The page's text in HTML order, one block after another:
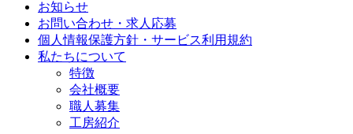
お知らせ
お問い合わせ・求人応募
個人情報保護方針・サービス利用規約
私たちについて
特徴
会社概要
職人募集
工房紹介